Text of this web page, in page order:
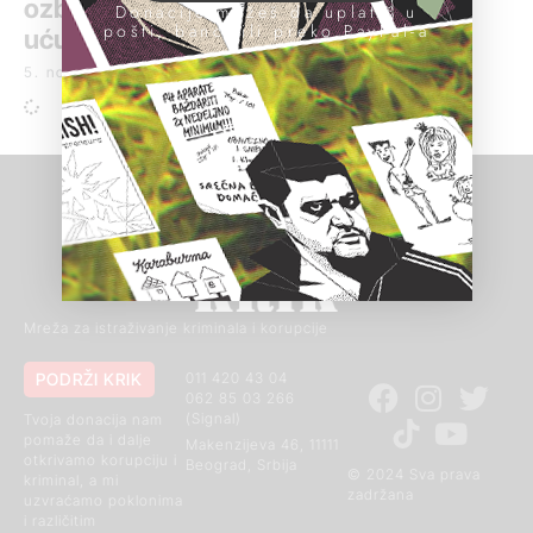
ozbiljno zastrašivanje i pokušaj
ućutkivanja
5. novembar 2021.
Mreža za istraživanje kriminala i korupcije
© 2024 Sva prava
011 420 43 04
Makenzijeva 46, 11111
PODRŽI KRIK
otkrivamo korupciju i
kriminal, a mi
uzvraćamo poklonima
i različitim
Donacije možeš da uplatiš u
pošti, banci ili preko PayPal-a